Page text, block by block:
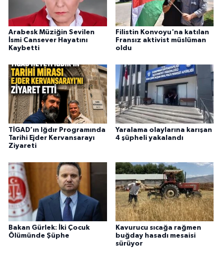
Arabesk Müziğin Sevilen
İsmi Cansever Hayatını
Kaybetti
Filistin Konvoyu'na katılan
Fransız aktivist müslüman
oldu
TİGAD’ın Iğdır Programında
Tarihi Ejder Kervansarayı
Ziyareti
Yaralama olaylarına karışan
4 şüpheli yakalandı
Bakan Gürlek: İki Çocuk
Ölümünde Şüphe
Kavurucu sıcağa rağmen
buğday hasadı mesaisi
sürüyor